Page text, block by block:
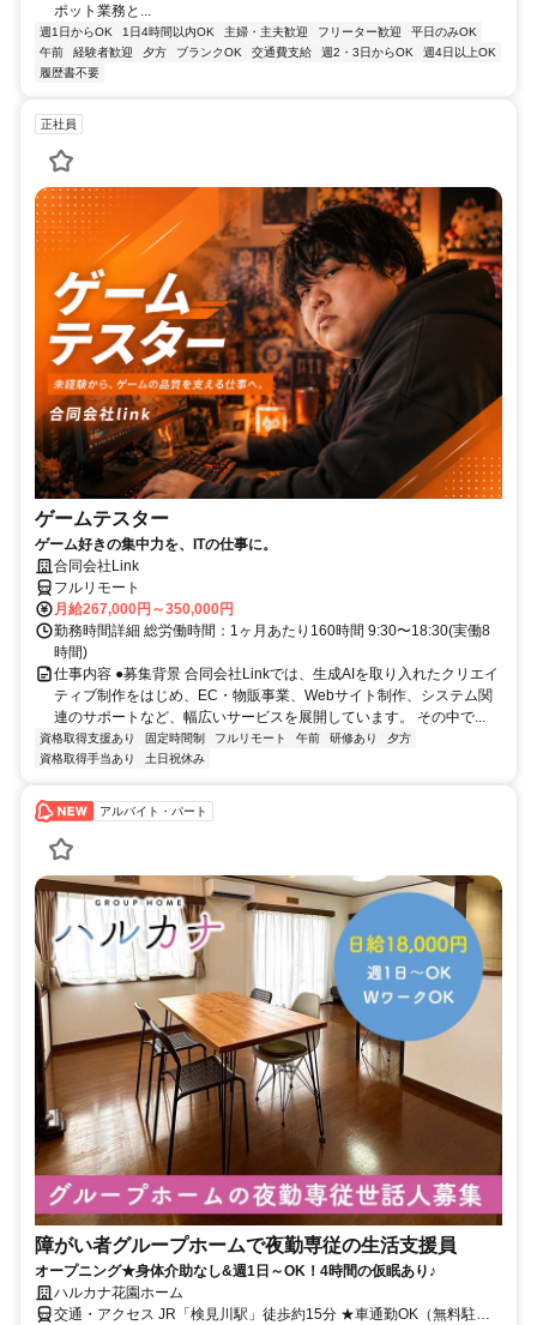
ポット業務と...
週1日からOK 1日4時間以内OK 主婦・主夫歓迎 フリーター歓迎
平日のみOK
午前
経験者歓迎 夕方 ブランクOK 交通費支給 週2・3日からOK
週4日以上OK
履歴書不要
正社員
ゲームテスター
ゲーム好きの集中力を、ITの仕事に。
合同会社Link
フルリモート
月給267,000円～350,000円
勤務時間詳細 総労働時間：1ヶ月あたり160時間 9:30〜18:30(実働8
時間)
仕事内容 ●募集背景 合同会社Linkでは、生成AIを取り入れたクリエイ
ティブ制作をはじめ、EC・物販事業、Webサイト制作、システム関
連のサポートなど、幅広いサービスを展開しています。 その中で...
資格取得支援あり 固定時間制 フルリモート 午前 研修あり
夕方
資格取得手当あり
土日祝休み
アルバイト・パート
障がい者グループホームで夜勤専従の生活支援員
オープニング★身体介助なし&週1日～OK！4時間の仮眠あり♪
ハルカナ花園ホーム
交通・アクセス JR「検見川駅」徒歩約15分 ★車通勤OK（無料駐車